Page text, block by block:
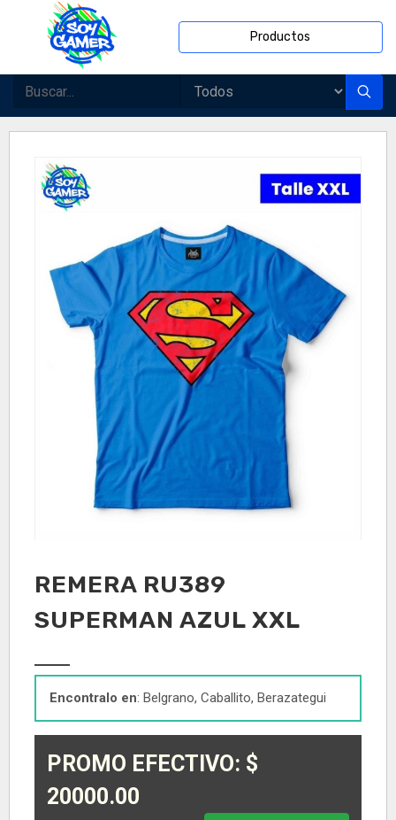
Productos
REMERA RU389
SUPERMAN AZUL XXL
Encontralo en: Belgrano, Caballito, Berazategui
PROMO EFECTIVO: $
20000.00